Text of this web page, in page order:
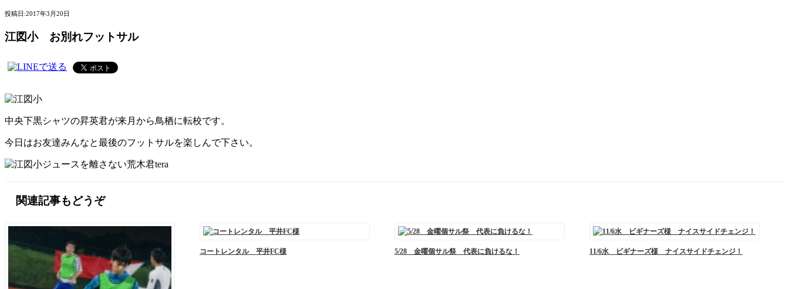
投稿日:2017年3月20日
江図小 お別れフットサル
中央下黒シャツの昇英君が来月から鳥栖に転校です。
今日はお友達みんなと最後のフットサルを楽しんで下さい。
ジュースを離さない荒木君tera
関連記事もどうぞ
コートレンタル 平井FC様 5/28 金曜個サル祭 代表に負けるな！ 11/6水 ビギナーズ様 ナイスサイドチェンジ！